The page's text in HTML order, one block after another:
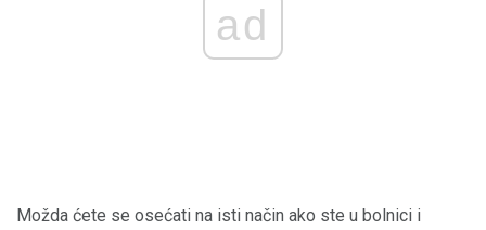
ad
Možda ćete se osećati na isti način ako ste u bolnici i